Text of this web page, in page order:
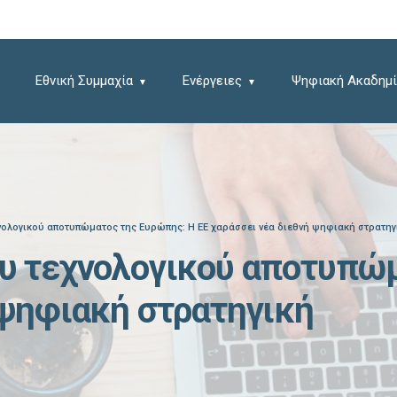
Εθνική Συμμαχία Ενέργειες Ψηφιακή
αποτυπώματος της Ευρώπης: Η ΕΕ χαράσσει νέα διεθνή ψηφιακή
τεχνολογικού
στρατηγική